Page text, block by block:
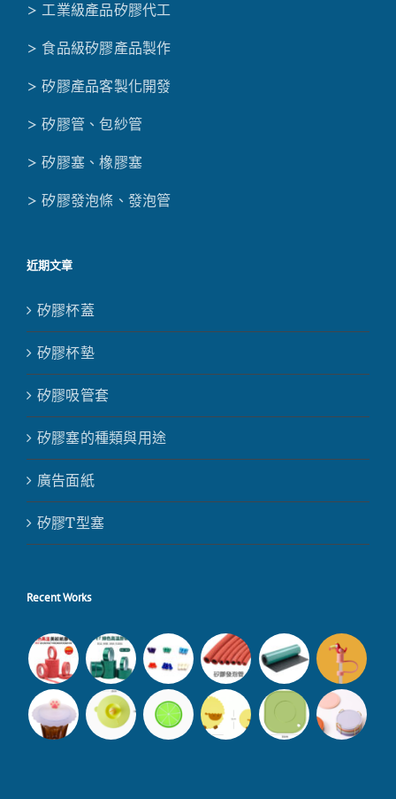
> 工業級產品矽膠代工
> 食品級矽膠產品製作
> 矽膠產品客製化開發
> 矽膠管、包紗管
> 矽膠塞、橡膠塞
> 矽膠發泡條、發泡管
近期文章
矽膠杯蓋
矽膠杯墊
矽膠吸管套
矽膠塞的種類與用途
廣告面紙
矽膠T型塞
Recent Works